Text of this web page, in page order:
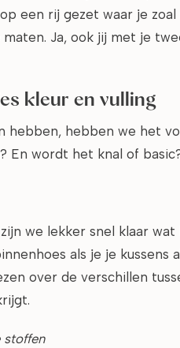
een rij gezet waar je
Ja, ook jij met je
kleur en vulling
hebben, hebben we het
En wordt het knal of
we lekker snel klaar
als je je
over de verschillen
stoffen